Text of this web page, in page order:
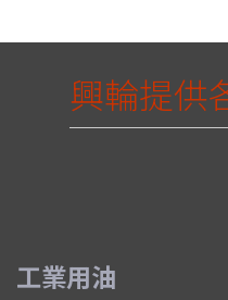
興輪提供
工業用油